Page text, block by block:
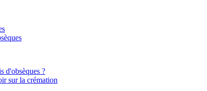
d'obsèques ?
sur la crémation